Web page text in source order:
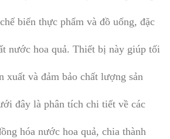
biến thực phẩm và đồ uống, đặc
nước hoa quả. Thiết bị này giúp tối
xuất và đảm bảo chất lượng sản
đây là phân tích chi tiết về các
hóa nước hoa quả, chia thành